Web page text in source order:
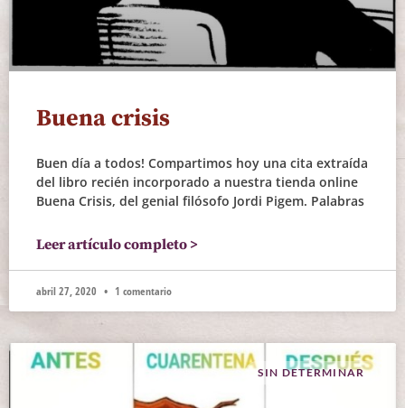
Buena crisis
Buen día a todos! Compartimos hoy una cita extraída
del libro recién incorporado a nuestra tienda online
Buena Crisis, del genial filósofo Jordi Pigem. Palabras
Leer artículo completo >
abril 27, 2020 1 comentario
SIN DETERMINAR